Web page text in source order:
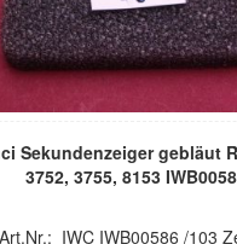
Sekundenzeiger gebläut
3752, 3755, 8153
Art.Nr.: IWC IWB00586 /103